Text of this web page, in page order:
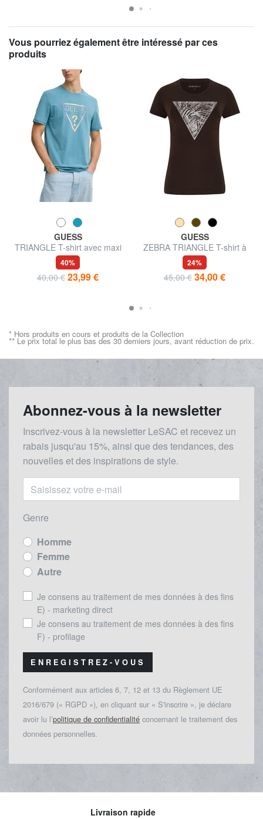
Vous pourriez également être intéressé par ces
produits
GUESS
TRIANGLE T-shirt avec maxi
imprimé
40%
40,00 € 23,99 €
GUESS
ZEBRA TRIANGLE T-shirt à
manches courtes
24%
45,00 € 34,00 €
* Hors produits en cours et produits de la Collection
** Le prix total le plus bas des 30 derniers jours, avant réduction de prix.
Abonnez-vous à la newsletter
Inscrivez-vous à la newsletter LeSAC et recevez un
rabais jusqu'au 15%, ainsi que des tendances, des
nouvelles et des inspirations de style.
Genre
Homme
Femme
Autre
Je consens au traitement de mes données à des fins
E) - marketing direct
Je consens au traitement de mes données à des fins
F) - profilage
ENREGISTREZ-VOUS
Conformément aux articles 6, 7, 12 et 13 du Règlement UE
2016/679 (« RGPD »), en cliquant sur « S'inscrire », je déclare
avoir lu l’politique de confidentialité concernant le traitement des
données personnelles.
Livraison rapide